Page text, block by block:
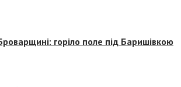
горіло поле під Баришівкою